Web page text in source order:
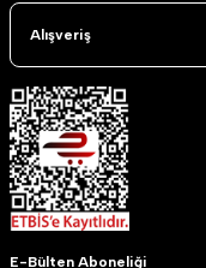
Alışveriş
E-Bülten Aboneliği